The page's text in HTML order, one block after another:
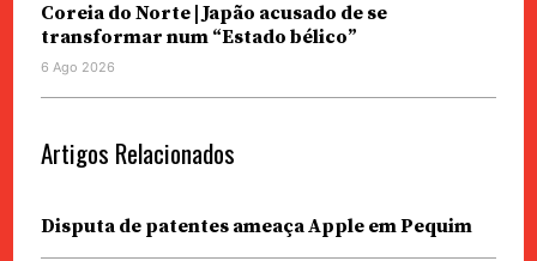
Coreia do Norte | Japão acusado de se
transformar num “Estado bélico”
6 Ago 2026
Artigos Relacionados
Disputa de patentes ameaça Apple em Pequim